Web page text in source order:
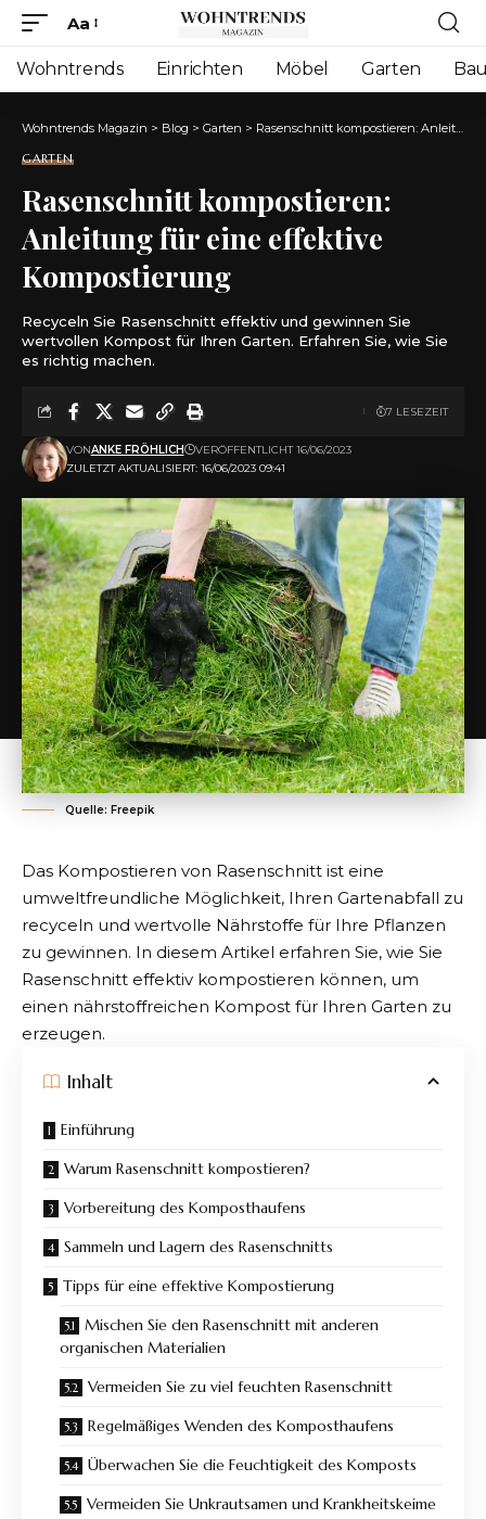
Font
Resizer
Aa
Wohntrends Einrichten Möbel Garten
Wohntrends Magazin > Blog > Garten > Rasenschnitt kompostieren: Anleitung für eine effektive Kompostierung
GARTEN
Rasenschnitt kompostieren:
Anleitung für eine effektive
Kompostierung
Recyceln Sie Rasenschnitt effektiv und gewinnen Sie
wertvollen Kompost für Ihren Garten. Erfahren Sie, wie Sie
es richtig machen.
ZULETZT AKTUALISIERT: 16/06/2023 09:41
VONANKE FRÖHLICH VERÖFFENTLICHT 16/06/2023
7 LESEZEIT
Quelle: Freepik
Das Kompostieren von Rasenschnitt ist eine
umweltfreundliche Möglichkeit, Ihren Gartenabfall zu
recyceln und wertvolle Nährstoffe für Ihre Pflanzen
zu gewinnen. In diesem Artikel erfahren Sie, wie Sie
Rasenschnitt effektiv kompostieren können, um
einen nährstoffreichen Kompost für Ihren Garten zu
erzeugen.
Inhalt
Einführung
Warum Rasenschnitt kompostieren?
Vorbereitung des Komposthaufens
Sammeln und Lagern des Rasenschnitts
Tipps für eine effektive Kompostierung
Mischen Sie den Rasenschnitt mit anderen
organischen Materialien
Vermeiden Sie zu viel feuchten Rasenschnitt
Regelmäßiges Wenden des Komposthaufens
Überwachen Sie die Feuchtigkeit des Komposts
Vermeiden Sie Unkrautsamen und Krankheitskeime